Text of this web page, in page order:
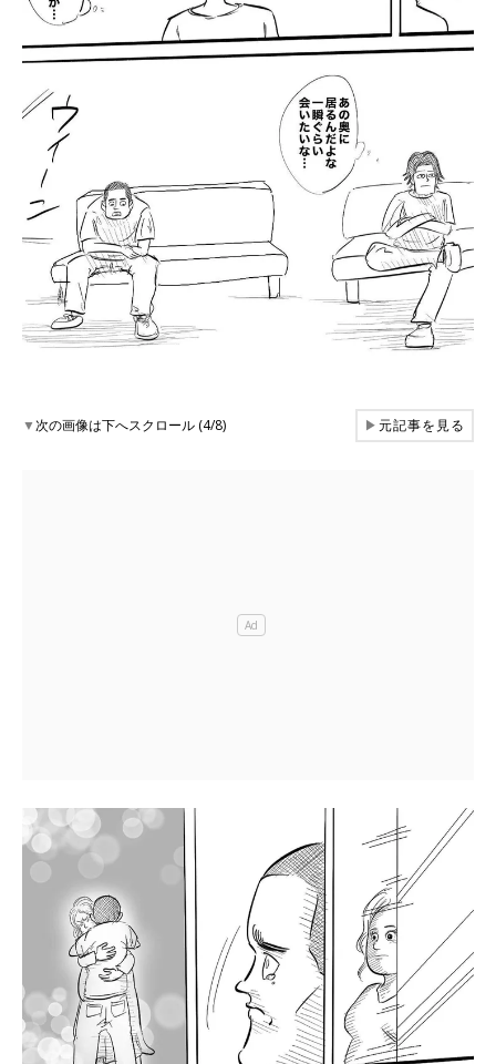
▼次の画像は下へスクロール (4/8) ▶元記事を見る